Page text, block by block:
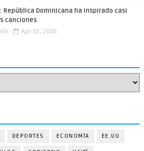
República Dominicana ha inspirado casi
canciones
Apr 01, 2026
DEPORTES ECONOMÍA EE.UU